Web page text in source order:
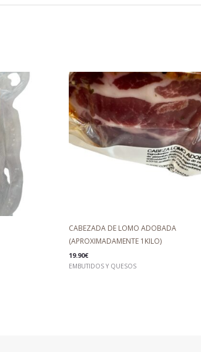
CABEZADA DE LOMO ADOBADA
(APROXIMADAMENTE 1KILO)
19.90€
EMBUTIDOS Y QUESOS